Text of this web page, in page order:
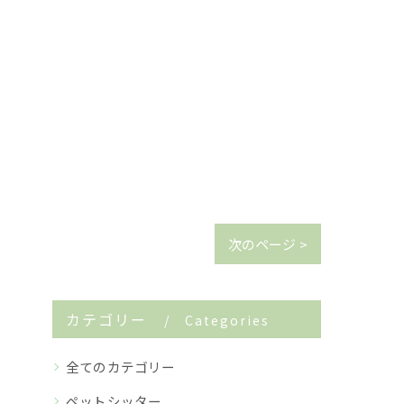
次のページ >
カテゴリー Categories
全てのカテゴリー